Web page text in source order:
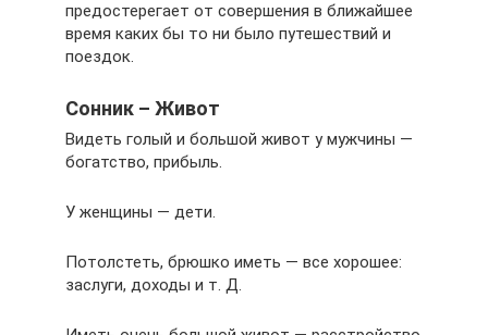
предостерегает от совершения в ближайшее
время каких бы то ни было путешествий и
поездок.
Сонник – Живот
Видеть голый и большой живот у мужчины —
богатство, прибыль.
У женщины — дети.
Потолстеть, брюшко иметь — все хорошее:
заслуги, доходы и т. Д.